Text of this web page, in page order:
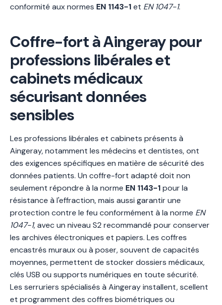
conformité aux normes EN 1143-1et EN 1047-1.
Coffre-fort à Aingeray pour
professions libérales et
cabinets médicaux
sécurisant données
sensibles
Les professions libérales et cabinets présents à
Aingeray, notamment les médecins et dentistes, ont
des exigences spécifiques en matière de sécurité des
données patients. Un coffre-fort adapté doit non
seulement répondre à la norme EN 1143-1pour la
résistance à l'effraction, mais aussi garantir une
protection contre le feu conformément à la norme EN
1047-1, avec un niveau S2 recommandé pour conserver
les archives électroniques et papiers. Les coffres
encastrés muraux ou à poser, souvent de capacités
moyennes, permettent de stocker dossiers médicaux,
clés USB ou supports numériques en toute sécurité.
Les serruriers spécialisés à Aingeray installent, scellent
et programment des coffres biométriques ou